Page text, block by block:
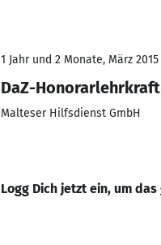
1 Jahr und 2 Monate, März
DaZ-Honorarlehrkraft
Malteser Hilfsdienst GmbH
Logg Dich jetzt ein, um